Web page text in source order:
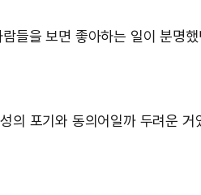
들을 보면 좋아하는 일이 분명
의 포기와 동의어일까 두려운 거